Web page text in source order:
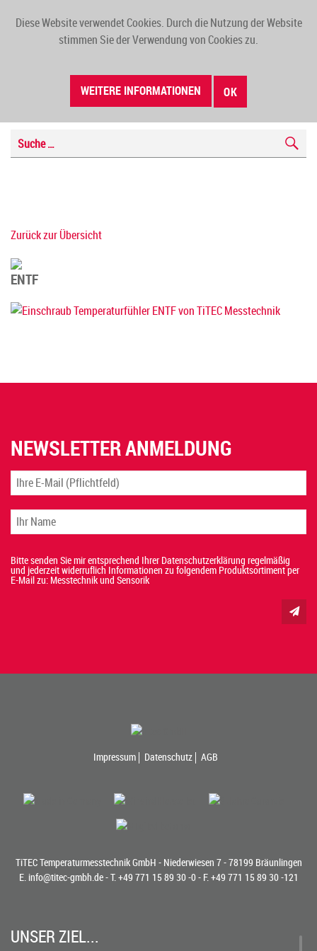
Diese Website verwendet Cookies. Durch die Nutzung der Website
stimmen Sie der Verwendung von Cookies zu.
WEITERE INFORMATIONEN OK
Zurück zur Übersicht
ENTF
NEWSLETTER ANMELDUNG
Bitte senden Sie mir entsprechend Ihrer Datenschutzerklärung regelmäßig
und jederzeit widerruflich Informationen zu folgendem Produktsortiment per
E-Mail zu: Messtechnik und Sensorik
Impressum Datenschutz AGB
TiTEC Temperaturmesstechnik GmbH - Niederwiesen 7 - 78199 Bräunlingen
E. info@titec-gmbh.de- T. +49 771 15 89 30 -0- F. +49 771 15 89 30 -121
UNSER ZIEL...